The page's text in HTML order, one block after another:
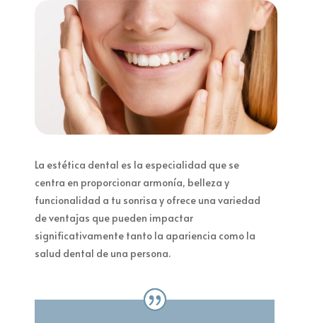
La estética dental es la especialidad que se
centra en proporcionar armonía, belleza y
funcionalidad a tu sonrisa y ofrece una variedad
de ventajas que pueden impactar
significativamente tanto la apariencia como la
salud dental de una persona.